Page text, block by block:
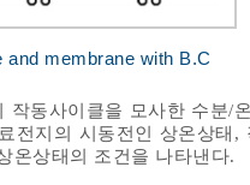
and membrane with B.C
작동사이클을 모사한 수분/
전지의 시동전인 상온상
온상태의 조건을 나타낸다.